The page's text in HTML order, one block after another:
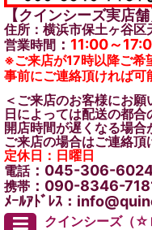
【クインシーズ実店舗
住所：横浜市保土ヶ谷
営業時間 ： 11:00～
※ご来店が17時以降ご希
事前にご連絡頂ければ可
＜ご来店のお客様にお願
日によっては配送の都合
開店時間が遅くなる場合
ご来店の場合はご連絡頂
定休日：日曜日
電話：045-306-6024
携帯 ：090-8346-
ﾒｰﾙｱﾄﾞﾚｽ：
クインシーズ（